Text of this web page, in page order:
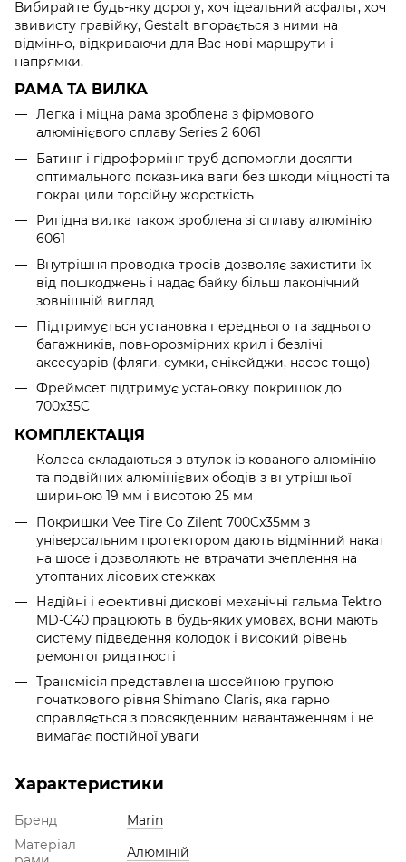
Вибирайте будь-яку дорогу, хоч ідеальний асфальт, хоч
звивисту гравійку, Gestalt впорається з ними на
відмінно, відкриваючи для Вас нові маршрути і
напрямки.
РАМА ТА ВИЛКА
Легка і міцна рама зроблена з фірмового
алюмінієвого сплаву Series 2 6061
Батинг і гідроформінг труб допомогли досягти
оптимального показника ваги без шкоди міцності та
покращили торсійну жорсткість
Ригідна вилка також зроблена зі сплаву алюмінію
6061
Внутрішня проводка тросів дозволяє захистити їх
від пошкоджень і надає байку більш лаконічний
зовнішній вигляд
Підтримується установка переднього та заднього
багажників, повнорозмірних крил і безлічі
аксесуарів (фляги, сумки, енікейджи, насос тощо)
Фреймсет підтримує установку покришок до
700х35C
КОМПЛЕКТАЦІЯ
Колеса складаються з втулок із кованого алюмінію
та подвійних алюмінієвих ободів з внутрішньої
шириною 19 мм і висотою 25 мм
Покришки Vee Tire Co Zilent 700Cx35мм з
універсальним протектором дають відмінний накат
на шосе і дозволяють не втрачати зчеплення на
утоптаних лісових стежках
Надійні і ефективні дискові механічні гальма Tektro
MD-C40 працюють в будь-яких умовах, вони мають
систему підведення колодок і високий рівень
ремонтопридатності
Трансмісія представлена шосейною групою
початкового рівня Shimano Claris, яка гарно
справляється з повсякденним навантаженням і не
вимагає постійної уваги
Характеристики
Бренд
Marin
Матеріал
Алюміній